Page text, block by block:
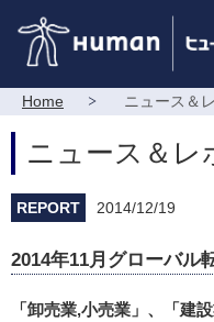
Home ニュース＆
ニュース＆レ
REPORT 2014/12/19
2014年11月グローバル
「卸売業,小売業」、「建